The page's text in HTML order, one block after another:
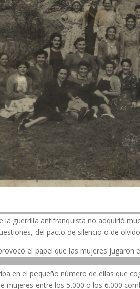
la guerrilla antifranquista no adquirió
del pacto de silencio o de
el papel que las mujeres jugaron
en el pequeño número de ellas que
mujeres entre los 5.000 o los 6.000